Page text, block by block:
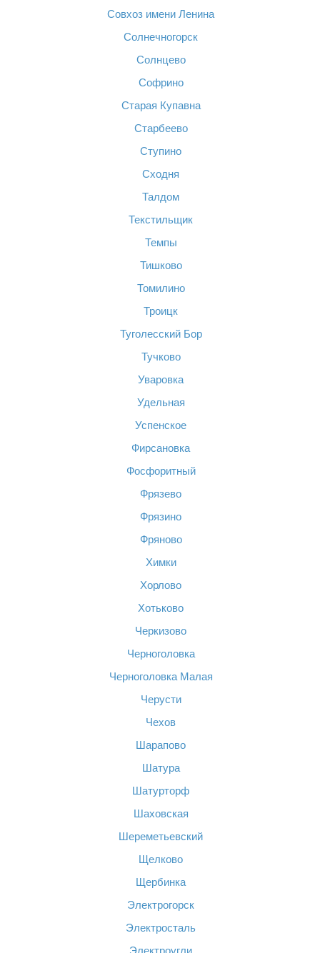
Совхоз имени Ленина
Солнечногорск
Солнцево
Софрино
Старая Купавна
Старбеево
Ступино
Сходня
Талдом
Текстильщик
Темпы
Тишково
Томилино
Троицк
Туголесский Бор
Тучково
Уваровка
Удельная
Успенское
Фирсановка
Фосфоритный
Фрязево
Фрязино
Фряново
Химки
Хорлово
Хотьково
Черкизово
Черноголовка
Черноголовка Малая
Черусти
Чехов
Шарапово
Шатура
Шатурторф
Шаховская
Шереметьевский
Щелково
Щербинка
Электрогорск
Электросталь
Электроугли